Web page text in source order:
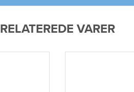
RELATEREDE VARER